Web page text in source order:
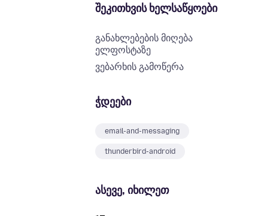
შეკითხვის ხელსაწყოები
განახლებების მიღება
ელფოსტაზე
ვებარხის გამოწერა
ჭდეები
email-and-messaging
thunderbird-android
ასევე, იხილეთ